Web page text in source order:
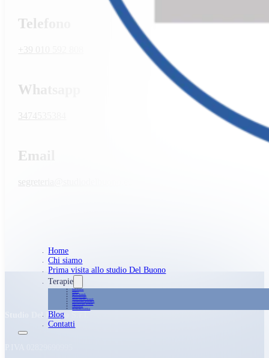
Home
Chi siamo
Prima visita allo studio Del Buono
Terapie
Endodonzia
Protesi
Igiene dentale
Parodontologia
Sbiancamento dentale
Odontoiatria pediatrica
Implantologia dentale
Ortodonzia
Medicina estetica
Blog
Contatti
Telefono
+39 010 592 808
Whatsapp
3474535384
Email
segreteria@studiodelbuono.eu
Studio Del Buono S.r.l.